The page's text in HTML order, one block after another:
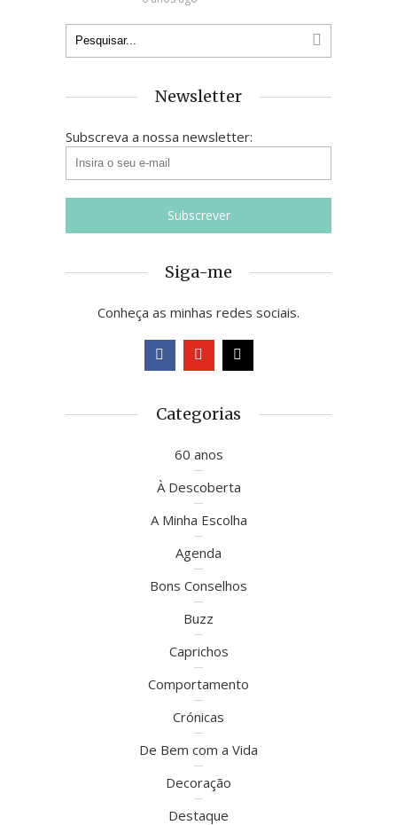
Newsletter
Subscreva a nossa newsletter:
Siga-me
Conheça as minhas redes sociais.
Categorias
60 anos
À Descoberta
A Minha Escolha
Agenda
Bons Conselhos
Buzz
Caprichos
Comportamento
Crónicas
De Bem com a Vida
Decoração
Destaque